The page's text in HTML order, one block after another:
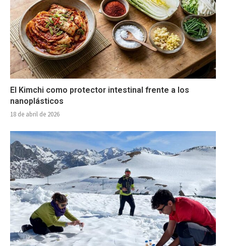
El Kimchi como protector intestinal frente a los
nanoplásticos
18 de abril de 2026